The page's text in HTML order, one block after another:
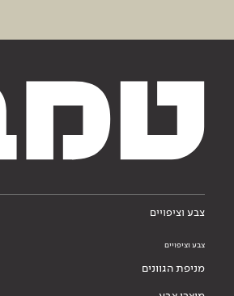
צבע וציפויים
צבע וציפויים
מניפת הגוונים